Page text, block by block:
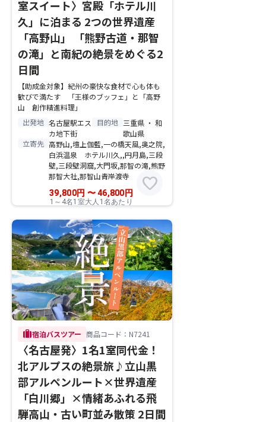
室スイート〉宮殿「ホテル川
久」に泊まる 2つの世界遺産
「高野山」 「熊野古道・那智
の滝」と南紀の絶景をめぐる2
日間
【助成金対象】紀州の豪快な食材で心も体も
歓びで満たす 「王様のブッフェ」と「高野
山 創作精進料理」
出発地 名古屋駅エス
カ地下街
目的地 三重県 ・ 和
歌山県
立寄先 高野山,壇上伽藍,一の橋天風,奥之院,
白浜温泉 ホテル川久,,円月島,三段
壁,三段壁洞窟,大門坂,那智の滝,熊野
那智大社,那智山青岸渡寺
39,800円 〜46,800 円
1～4名1室大人1名あたり
favorite
trip宿泊バスツアー 商品コード：N7241
〈名古屋発〉1名1室同代金！
北アルプスの絶景旅♪立山黒
部アルペンルート×世界遺産
「白川郷」×情緒あふれる飛
騨高山・古い町並み散策 2日間